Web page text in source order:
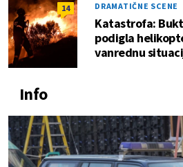
14 DRAMATIČNE SCENE
Katastrofa:
podigla
vanrednu
Info